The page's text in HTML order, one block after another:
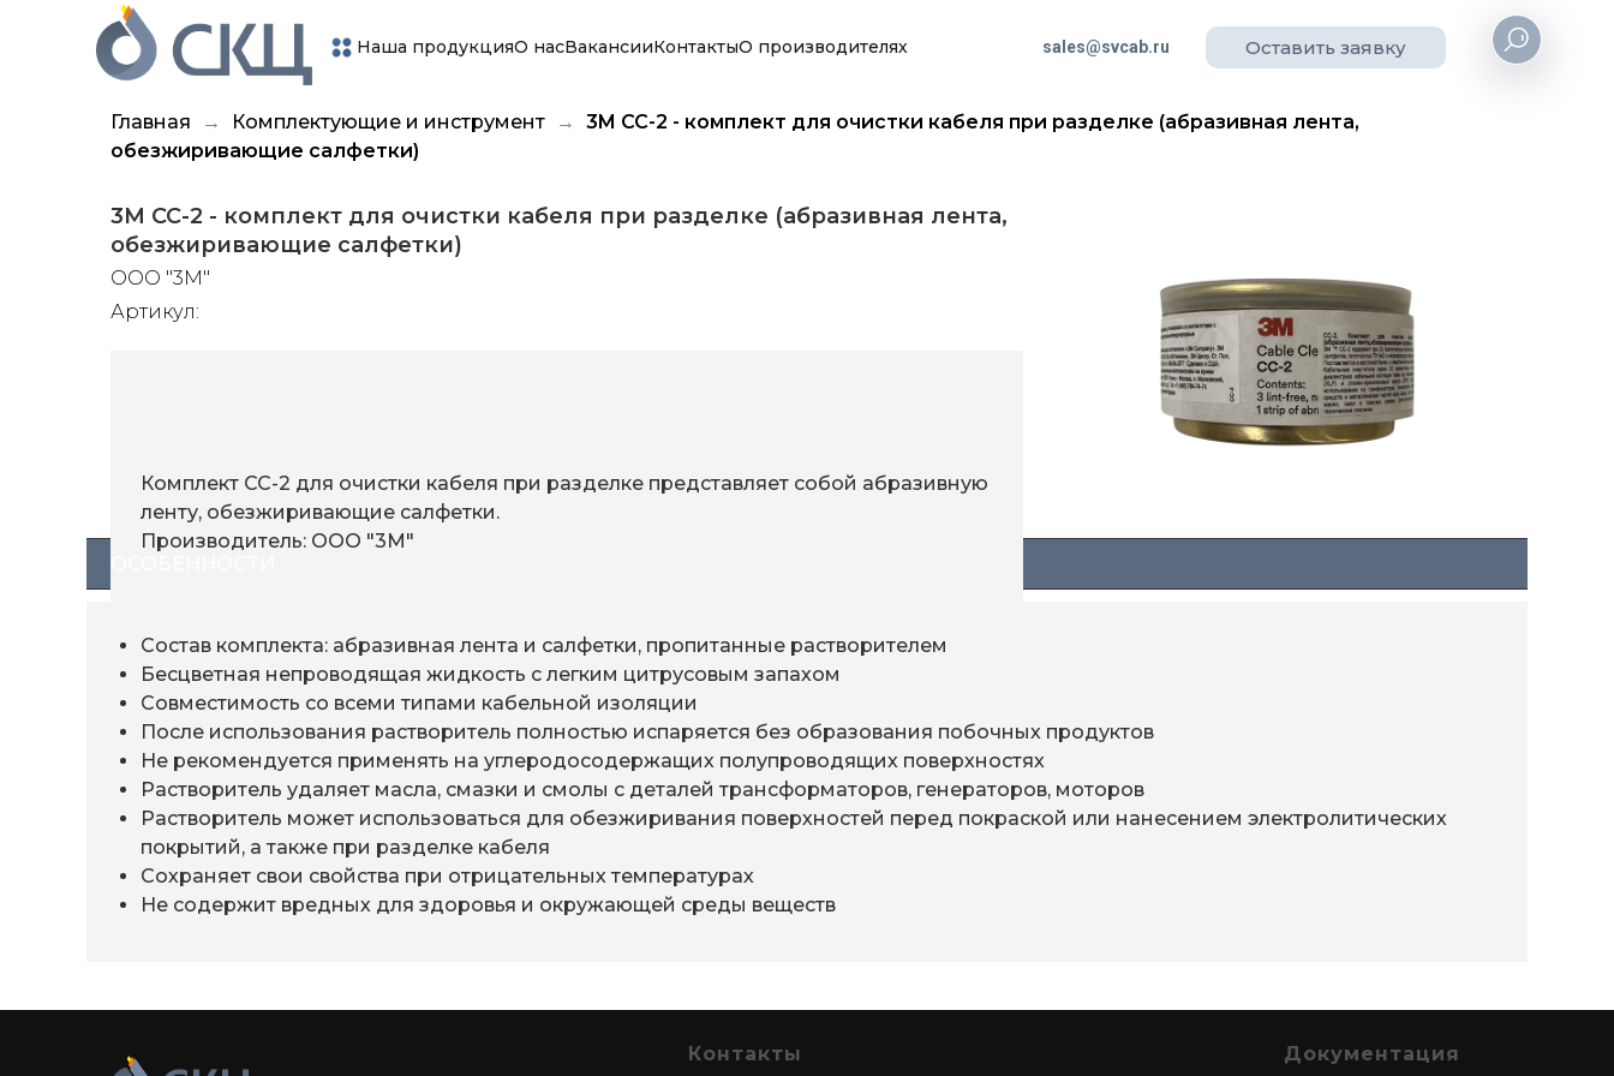
Главная Комплектующие и инструмент
3M CC-2 - комплект для очистки кабеля при разделке (абразивная лента,
обезжиривающие салфетки)
Наша продукцияО насВакансииКонтактыО производителях Оставить заявку
sales@svcab.ru
3M CC-2 - комплект для очистки кабеля при разделке (абразивная лента,
обезжиривающие салфетки)
ООО "3М"
Артикул:
Комплект СС-2 для очистки кабеля при разделке представляет собой абразивную
ленту, обезжиривающие салфетки.
Производитель: ООО "3М"
Состав комплекта: абразивная лента и салфетки, пропитанные растворителем
Бесцветная непроводящая жидкость с легким цитрусовым запахом
Совместимость со всеми типами кабельной изоляции
После использования растворитель полностью испаряется без образования побочных продуктов
Не рекомендуется применять на углеродосодержащих полупроводящих поверхностях
Растворитель удаляет масла, смазки и смолы с деталей трансформаторов, генераторов, моторов
Растворитель может использоваться для обезжиривания поверхностей перед покраской или нанесением электролитических
покрытий, а также при разделке кабеля
Сохраняет свои свойства при отрицательных температурах
Не содержит вредных для здоровья и окружающей среды веществ
Контакты Документация